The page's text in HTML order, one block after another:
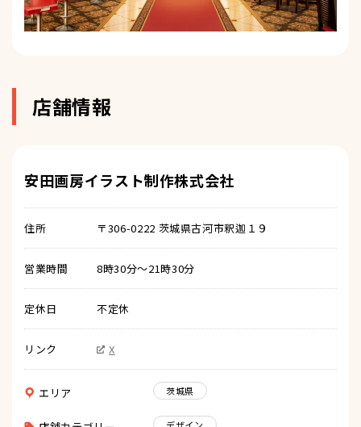
店舗情報
安田画房イラスト制作株式会社
住所 〒306-0222 茨城県古河市釈迦１９
営業時間 8時30分～21時30分
定休日 不定休
リンク X
エリア 茨城県